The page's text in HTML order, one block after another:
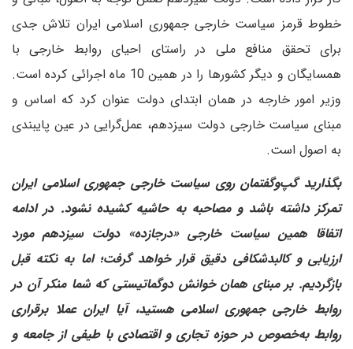
خطوط قرمز سیاست خارجی جمهوری اسلامی ایران تلاش جدی
برای تحقق منافع ملی در راستای احیای روابط خارجی با
همسایگان و دیگر کشورها را در همین 10 ماه اجرائی کرده است.
وزیر امور خارجه در همان ابتدای دولت عنوان کرد که اساس و
مبنای سیاست خارجی دولت سیزدهم، عمل‌گرایی در عین پایبندی
به اصول است.
‌بگذارید گپ‌وگفتمان روی سیاست خارجی جمهوری اسلامی ایران
تمرکز داشته باشد و مصاحبه به حاشیه کشیده نشود. در ادامه
اتفاقا همین سیاست خارجی «درجا‌زده» دولت سیزدهم مورد
ارزیابی و کالبدشکافی دقیق قرار خواهد گرفت؛ اما به نکته قبل
بازگردیم. بر مبنای همان خوانش دوگماتیستی که شما منکر آن در
روابط خارجی جمهوری اسلامی هستید، آیا ایران عملا برقراری
روابط به‌خصوص در حوزه تجاری و اقتصادی با طیفی از جامعه و